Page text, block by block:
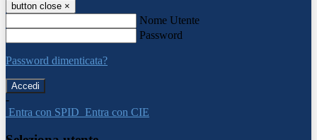
button close ×
Nome Utente
Password
Password dimenticata?
-
Entra con SPID Entra con CIE